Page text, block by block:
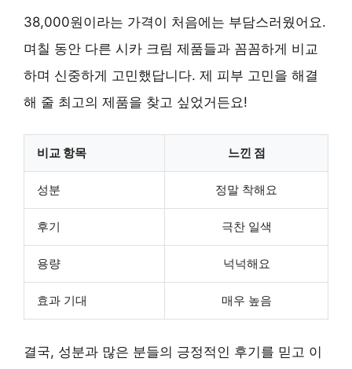
38,000원이라는 가격이 처음에는 부담스러웠어요.
며칠 동안 다른 시카 크림 제품들과 꼼꼼하게 비교
하며 신중하게 고민했답니다. 제 피부 고민을 해결
해 줄 최고의 제품을 찾고 싶었거든요!
비교 항목 느낀 점
성분 정말 착해요
후기 극찬 일색
용량 넉넉해요
효과 기대 매우 높음
결국, 성분과 많은 분들의 긍정적인 후기를 믿고 이